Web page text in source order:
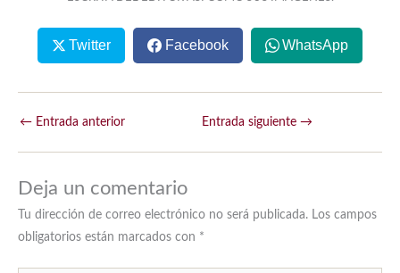
Twitter Facebook WhatsApp
← Entrada anterior Entrada siguiente →
Deja un comentario
Tu dirección de correo electrónico no será publicada. Los campos
obligatorios están marcados con *